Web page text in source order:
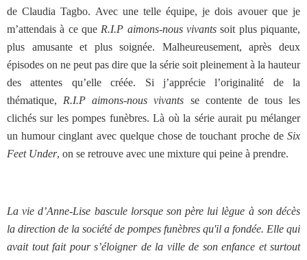
de Claudia Tagbo. Avec une telle équipe, je dois avouer que je
m’attendais à ce que R.I.P aimons-nous vivants soit plus piquante,
plus amusante et plus soignée. Malheureusement, après deux
épisodes on ne peut pas dire que la série soit pleinement à la hauteur
des attentes qu’elle créée. Si j’apprécie l’originalité de la
thématique, R.I.P aimons-nous vivants se contente de tous les
clichés sur les pompes funèbres. Là où la série aurait pu mélanger
un humour cinglant avec quelque chose de touchant proche de Six
Feet Under, on se retrouve avec une mixture qui peine à prendre.
La vie d’Anne-Lise bascule lorsque son père lui lègue à son décès
la direction de la société de pompes funèbres qu'il a fondée. Elle qui
avait tout fait pour s’éloigner de la ville de son enfance et surtout